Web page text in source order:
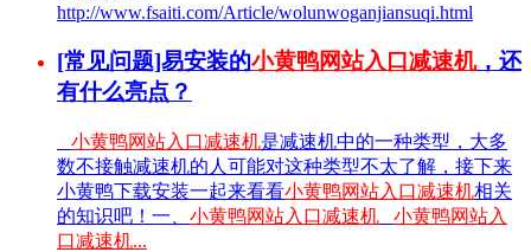
http://www.fsaiti.com/Article/wolunwoganjiansuqi.html
[常见问题]易安装的小黄鸭网站入口减速机，还
有什么亮点？
小黄鸭网站入口减速机是减速机中的一种类型，大多
数不接触减速机的人可能对这种类型不太了解，接下来
小黄鸭下载安装一起来看看小黄鸭网站入口减速机相关
的知识吧！一、 小黄鸭网站入口减速机
小黄鸭网站入
口减速机...